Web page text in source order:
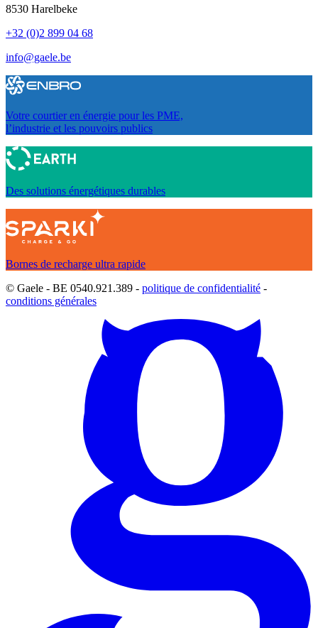
8530 Harelbeke
+32 (0)2 899 04 68
info@gaele.be
Votre courtier en énergie pour les PME,
l’industrie et les pouvoirs publics
Des solutions énergétiques durables
Bornes de recharge ultra rapide
© Gaele - BE 0540.921.389 - politique de confidentialité -
conditions générales